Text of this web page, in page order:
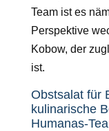
Team ist es
Perspektive
Kobow, der
ist.
Obstsalat für
kulinarische
Humanas-